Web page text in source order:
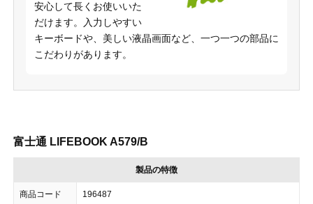
安心して長くお使いいた
だけます。入力しやすい
キーボードや、美しい液晶画面など、一つ一つの部品に
こだわりがあります。
富士通 LIFEBOOK A579/B
製品の特徴
商品コード 196487